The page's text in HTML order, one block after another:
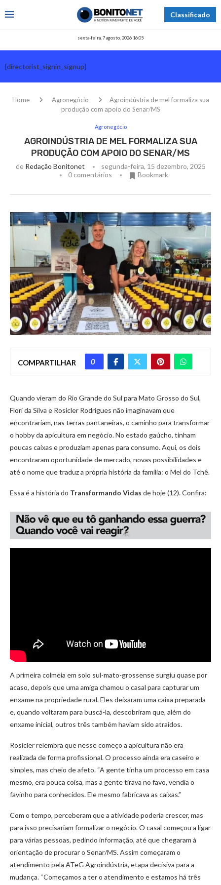
Classificado
sexta-feira, 7 agosto, 2026 16:05
[directorist_signin_signup]
Home Agronegócio
Agroindústria de mel formaliza sua
produção com apoio do Senar/MS
Agronegócio
AGROINDÚSTRIA DE MEL FORMALIZA SUA
PRODUÇÃO COM APOIO DO SENAR/MS
de Redação Bonitonet
segunda-feira, 15 dezembro, 2025
0 comentários
Bookmark
COMPARTILHAR 0
Quando vieram do Rio Grande do Sul para Mato Grosso do Sul,
Flori da Silva e Rosicler Rodrigues não imaginavam que
encontrariam, nas terras pantaneiras, o caminho para transformar
o hobby da apicultura em negócio. No estado gaúcho, tinham
poucas caixas e produziam apenas para consumo. Aqui, os dois
encontraram oportunidade de mercado, novas possibilidades e
até o nome que traduz a própria história da família: o Mel do Tchê.
Essa é a história do Transformando Vidas de hoje (12). Confira:
A primeira colmeia em solo sul-mato-grossense surgiu quase por
acaso, depois que uma amiga chamou o casal para capturar um
enxame na propriedade rural. Eles deixaram uma caixa preparada
e, quando voltaram para buscá-la, descobriram que, além do
enxame inicial, outros três também haviam sido atraídos.
Rosicler relembra que nesse começo a apicultura não era
realizada de forma profissional. O processo ainda era caseiro e
simples, mas cheio de afeto. “A gente tinha um processo em casa
mesmo, era pouca coisa, mas a gente tirava no favo, vendia o
favinho para conhecidos. Ele mesmo fabricava as caixas.”
Com o tempo, perceberam que a atividade poderia crescer, mas
para isso precisariam formalizar o negócio. O casal começou a ligar
para várias pessoas, pedindo informação, até que chegaram à
orientação de procurar o Senar/MS. Assim começaram o
atendimento pela ATeG Agroindústria, etapa decisiva para a
mudança. “Começamos a ter o atendimento e estamos há três